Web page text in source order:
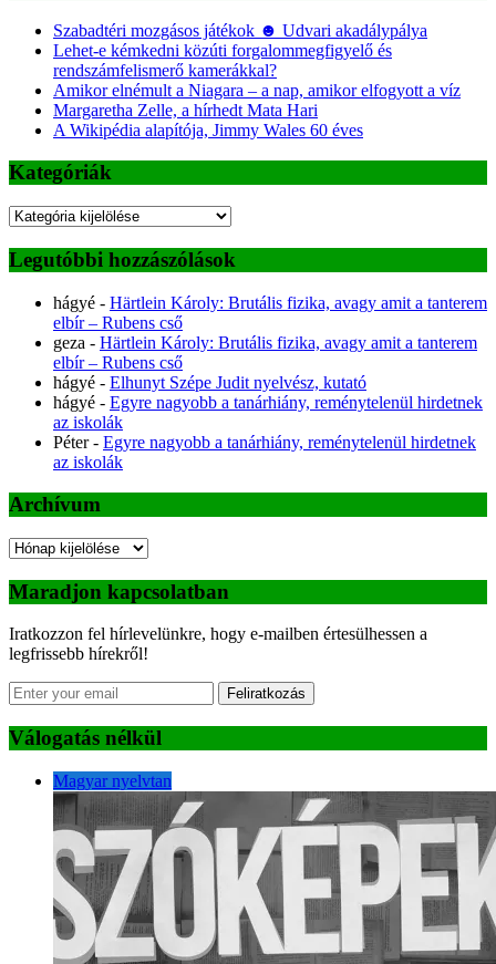
Szabadtéri mozgásos játékok ☻ Udvari akadálypálya
Lehet-e kémkedni közúti forgalommegfigyelő és
rendszámfelismerő kamerákkal?
Amikor elnémult a Niagara – a nap, amikor elfogyott a víz
Margaretha Zelle, a hírhedt Mata Hari
A Wikipédia alapítója, Jimmy Wales 60 éves
Kategóriák
Kategóriák
Legutóbbi hozzászólások
hágyé - Härtlein Károly: Brutális fizika, avagy amit a tanterem
elbír – Rubens cső
geza - Härtlein Károly: Brutális fizika, avagy amit a tanterem
elbír – Rubens cső
hágyé - Elhunyt Szépe Judit nyelvész, kutató
hágyé - Egyre nagyobb a tanárhiány, reménytelenül hirdetnek
az iskolák
Péter- Egyre nagyobb a tanárhiány, reménytelenül hirdetnek
az iskolák
Archívum
Archívum
Maradjon kapcsolatban
Iratkozzon fel hírlevelünkre, hogy e-mailben értesülhessen a
legfrissebb hírekről!
Feliratkozás
Válogatás nélkül
Magyar nyelvtan